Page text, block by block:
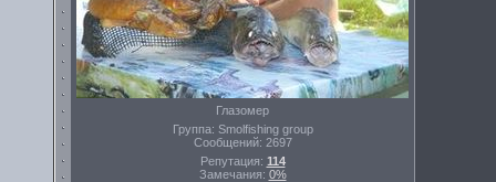
Глазомер
Группа: Smolfishing group
Сообщений: 2697
Репутация: 114
Замечания: 0%